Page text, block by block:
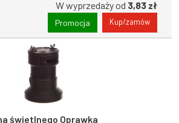
W wyprzedaży od 3,83 zł
Promocja Kup/zamów
świetlnego Oprawka